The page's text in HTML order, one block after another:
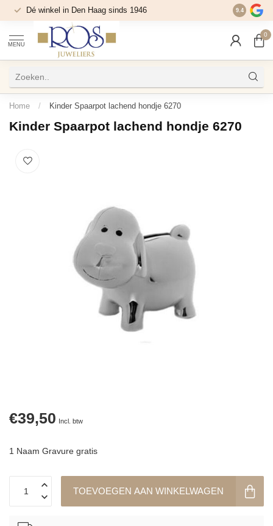
Dé winkel in Den Haag sinds 1946 9.4
MENU
0
Home / Kinder Spaarpot lachend hondje 6270
Kinder Spaarpot lachend hondje 6270
€39,50 Incl. btw
1 Naam Gravure gratis
TOEVOEGEN AAN WINKELWAGEN